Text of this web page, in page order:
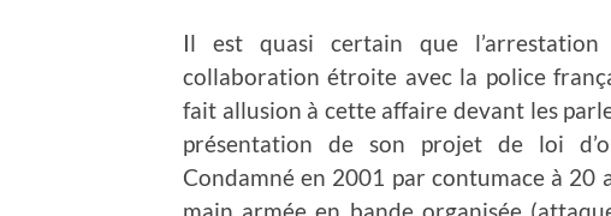
Il est quasi certain que
collaboration étroite avec la police
fait allusion à cette affaire devant les
présentation de son projet de loi
Condamné en 2001 par contumace à